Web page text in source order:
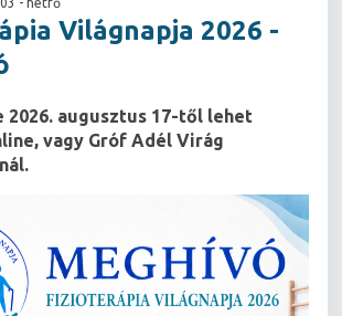
Világnapja 2026 -
2026. augusztus 17-től lehet
vagy Gróf Adél Virág